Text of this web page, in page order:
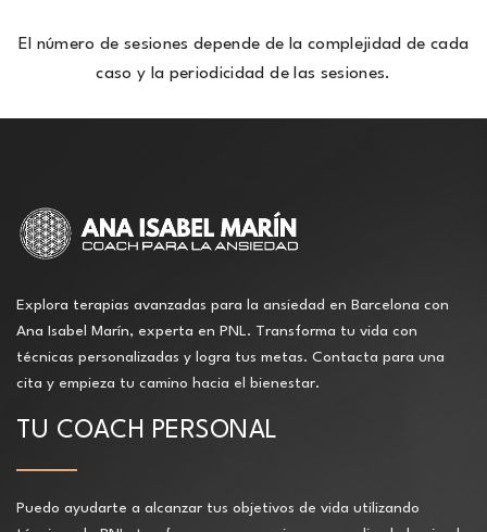
El número de sesiones depende de la complejidad de cada
caso y la periodicidad de las sesiones.
Explora terapias avanzadas para la ansiedad en Barcelona con
Ana Isabel Marín, experta en PNL. Transforma tu vida con
técnicas personalizadas y logra tus metas. Contacta para una
cita y empieza tu camino hacia el bienestar.
TU COACH PERSONAL
Puedo ayudarte a alcanzar tus objetivos de vida utilizando